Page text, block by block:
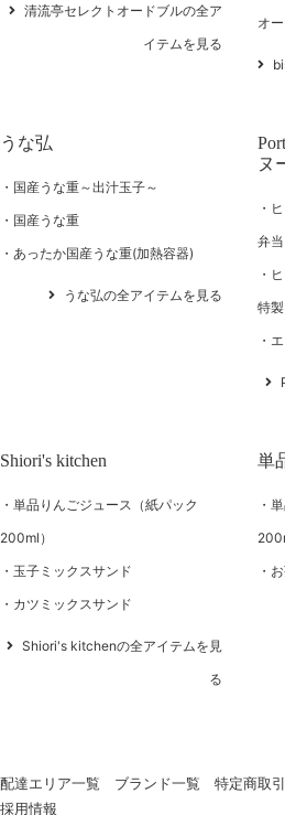
清流亭セレクトオードブルの全ア
イテムを見る
オ
うな弘
国産うな重～出汁玉子～
国産うな重
あったか国産うな重(加熱容器)
うな弘の全アイテムを見る
ヌ
弁当
特
Shiori's kitchen
単品りんごジュース（紙パック
200ml）
玉子ミックスサンド
カツミックスサンド
Shiori's kitchenの全アイテムを見
る
単
配達エリア一覧 ブランド一覧 特定商取
採用情報